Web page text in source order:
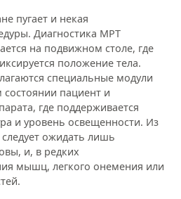
пугает и некая
Диагностика МРТ
на подвижном столе, где
положение тела.
специальные модули
пациент и
где поддерживается
и уровень освещенности. Из
ожидать лишь
и, в редких
мышц, легкого онемения или